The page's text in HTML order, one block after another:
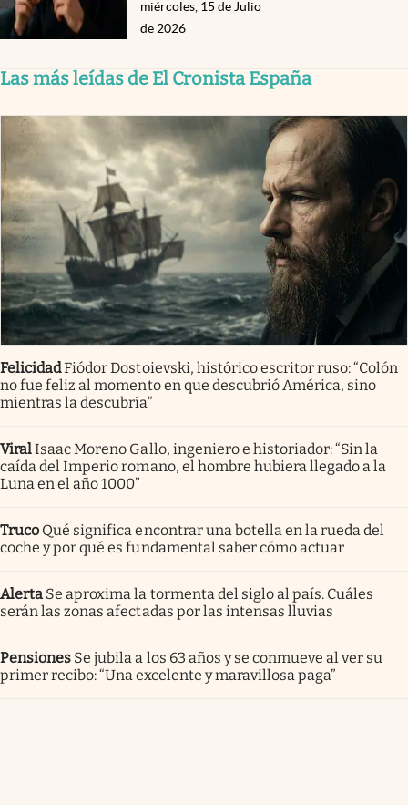
miércoles, 15 de Julio
de 2026
Las más leídas de El Cronista España
FelicidadFiódor Dostoievski, histórico escritor ruso: “Colón
no fue feliz al momento en que descubrió América, sino
mientras la descubría”
ViralIsaac Moreno Gallo, ingeniero e historiador: “Sin la
caída del Imperio romano, el hombre hubiera llegado a la
Luna en el año 1000”
Truco Qué significa encontrar una botella en la rueda del
coche y por qué es fundamental saber cómo actuar
Alerta Se aproxima la tormenta del siglo al país. Cuáles
serán las zonas afectadas por las intensas lluvias
Pensiones Se jubila a los 63 años y se conmueve al ver su
primer recibo: “Una excelente y maravillosa paga”